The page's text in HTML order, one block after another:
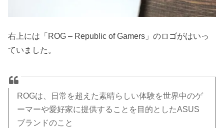
右上には「ROG – Republic of Gamers」のロゴがはいっ
ていました。
ROGは、日常を超えた素晴らしい体験を世界中のゲ
ーマーや愛好家に提供することを目的としたASUS
ブランドのこと